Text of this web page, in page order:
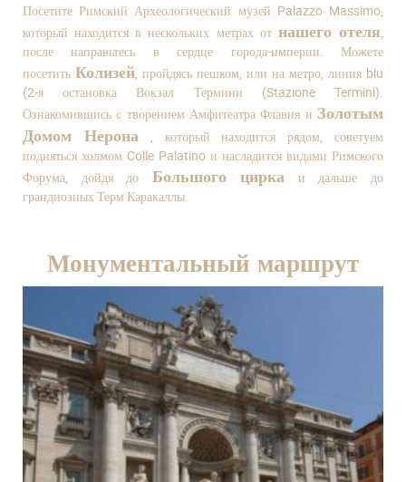
Посетите Римский Археологический музей Palazzo Massimo,
который находится в нескольких метрах от нашего отеля
после направьтесь в сердце города-империи. Можете
посетить Колизей , пройдясь пешком, или на метро, линия blu
(2-я остановка Вокзал Термини (Stazione Termini).
Ознакомившись с творением Амфитеатра Флавия и Золотым
Домом Нерона , который находится рядом, советуем
подняться холмом Colle Palatino и насладится видами Римского
Форума, дойдя до Большого цирка и дальше до
грандиозных Терм Каракаллы.
Монументальный маршрут